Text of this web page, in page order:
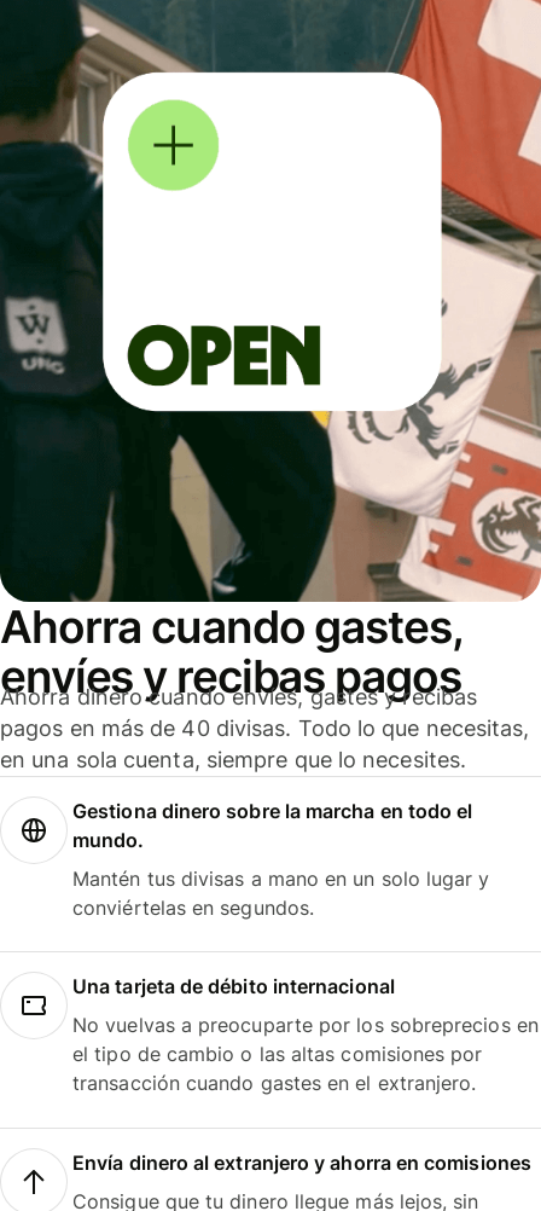
Ahorra cuando gastes,
envíes y recibas pagos
Ahorra dinero cuando envíes, gastes y recibas
pagos en más de 40 divisas. Todo lo que necesitas,
en una sola cuenta, siempre que lo necesites.
Gestiona dinero sobre la marcha en todo el
mundo.
Mantén tus divisas a mano en un solo lugar y
conviértelas en segundos.
Una tarjeta de débito internacional
No vuelvas a preocuparte por los sobreprecios en
el tipo de cambio o las altas comisiones por
transacción cuando gastes en el extranjero.
Envía dinero al extranjero y ahorra en comisiones
Consigue que tu dinero llegue más lejos, sin